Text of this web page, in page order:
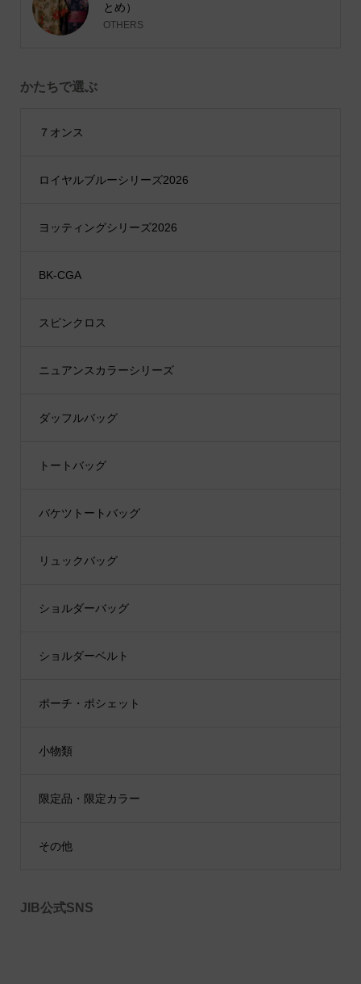
とめ）
OTHERS
かたちで選ぶ
７オンス
ロイヤルブルーシリーズ2026
ヨッティングシリーズ2026
BK-CGA
スピンクロス
ニュアンスカラーシリーズ
ダッフルバッグ
トートバッグ
バケツトートバッグ
リュックバッグ
ショルダーバッグ
ショルダーベルト
ポーチ・ポシェット
小物類
限定品・限定カラー
その他
JIB公式SNS